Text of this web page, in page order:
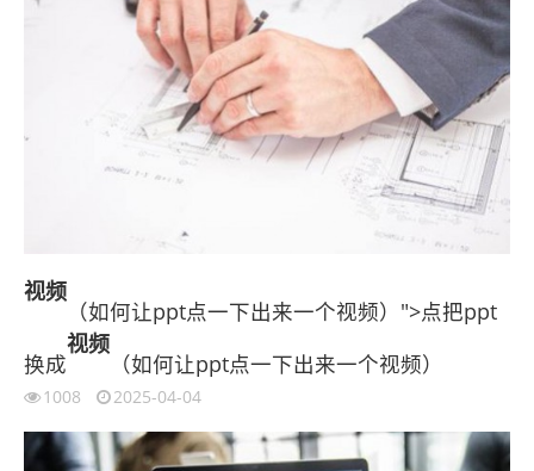
视频
（如何让ppt点一下出来一个视频）">点把ppt
换成
视频
（如何让ppt点一下出来一个视频）
1008 2025-04-04